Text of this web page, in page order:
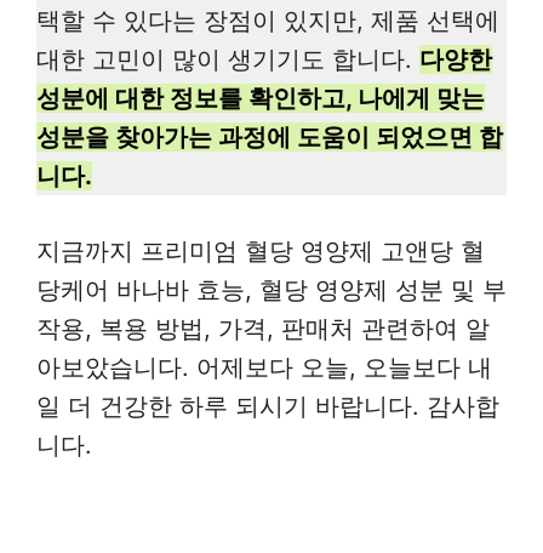
택할 수 있다는 장점이 있지만, 제품 선택에
대한 고민이 많이 생기기도 합니다. 다양한
성분에 대한 정보를 확인하고, 나에게 맞는
성분을 찾아가는 과정에 도움이 되었으면 합
니다.
지금까지 프리미엄 혈당 영양제 고앤당 혈
당케어 바나바 효능, 혈당 영양제 성분 및 부
작용, 복용 방법, 가격, 판매처 관련하여 알
아보았습니다. 어제보다 오늘, 오늘보다 내
일 더 건강한 하루 되시기 바랍니다. 감사합
니다.